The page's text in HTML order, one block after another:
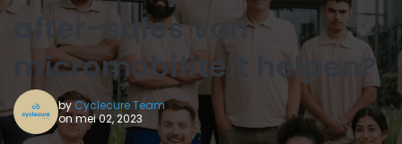
after-sales van
micromobiliteit helpen?
byCyclecure Team
on mei 02, 2023